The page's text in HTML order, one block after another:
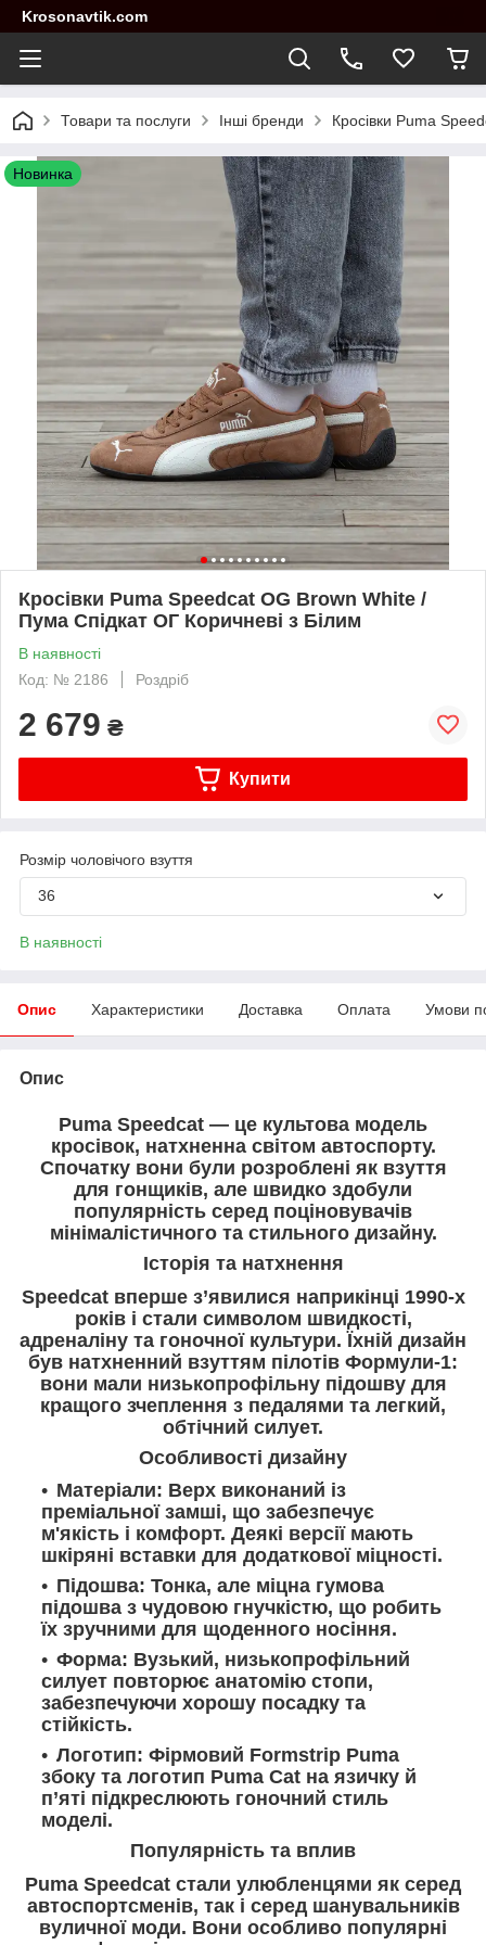
Krosonavtik.com
Товари та послуги Інші бренди Кросівки Puma
Новинка
Кросівки Puma Speedcat OG Brown White /
Пума Спідкат ОГ Коричневі з Білим
В наявності
Код: № 2186
Роздріб
2 679 ₴
Купити
Розмір чоловічого взуття
36
В наявності
Опис Характеристики Доставка Оплата Умови
Опис
Puma Speedcat — це культова модель
кросівок, натхненна світом автоспорту.
Спочатку вони були розроблені як взуття
для гонщиків, але швидко здобули
популярність серед поціновувачів
мінімалістичного та стильного дизайну.
Історія та натхнення
Speedcat вперше з’явилися наприкінці 1990-х
років і стали символом швидкості,
адреналіну та гоночної культури. Їхній дизайн
був натхненний взуттям пілотів Формули-1:
вони мали низькопрофільну підошву для
кращого зчеплення з педалями та легкий,
обтічний силует.
Особливості дизайну
Матеріали: Верх виконаний із
преміальної замші, що забезпечує
м'якість і комфорт. Деякі версії мають
шкіряні вставки для додаткової міцності.
Підошва: Тонка, але міцна гумова
підошва з чудовою гнучкістю, що робить
їх зручними для щоденного носіння.
Форма: Вузький, низькопрофільний
силует повторює анатомію стопи,
забезпечуючи хорошу посадку та
стійкість.
Логотип: Фірмовий Formstrip Puma
збоку та логотип Puma Cat на язичку й
п’яті підкреслюють гоночний стиль
моделі.
Популярність та вплив
Puma Speedcat стали улюбленцями як серед
автоспортсменів, так і серед шанувальників
вуличної моди. Вони особливо популярні